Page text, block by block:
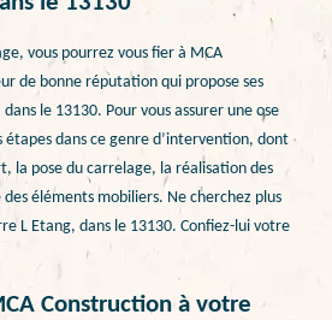
vous pourrez vous fier à MCA
de bonne réputation qui propose ses
le 13130. Pour vous assurer une ose
dans ce genre d’intervention, dont
la pose du carrelage, la réalisation des
éléments mobiliers. Ne cherchez plus
L Etang, dans le 13130. Confiez-lui votre
Construction à votre